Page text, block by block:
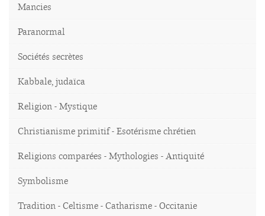
Mancies
Paranormal
Sociétés secrètes
Kabbale, judaïca
Religion - Mystique
Christianisme primitif - Esotérisme chrétien
Religions comparées - Mythologies - Antiquité
Symbolisme
Tradition - Celtisme - Catharisme - Occitanie